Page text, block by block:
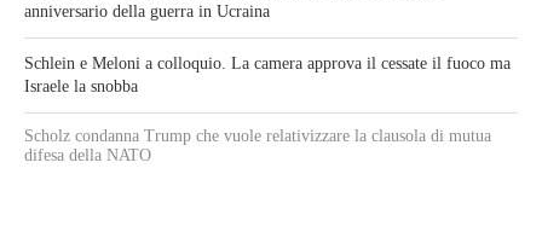
anniversario della guerra in Ucraina
Schlein e Meloni a colloquio. La camera approva il cessate il fuoco ma
Israele la snobba
Scholz condanna Trump che vuole relativizzare la clausola di mutua
difesa della NATO